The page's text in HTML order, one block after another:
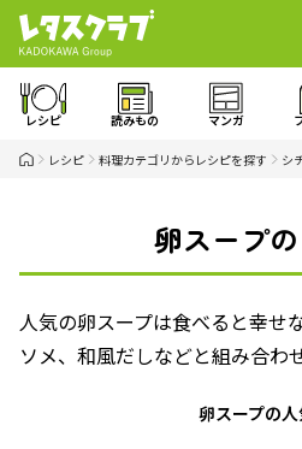
レシピ 読みもの マンガ
レシピ 料理カテゴリからレシピを探す シ
卵スープ
人気の卵スープは食べると幸
ソメ、和風だしなどと組み合わ
卵スープの